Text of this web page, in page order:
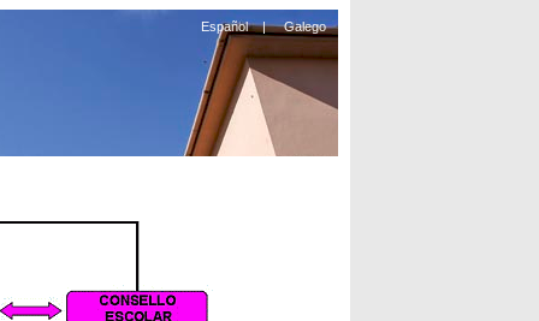
Español|Galego